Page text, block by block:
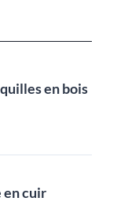
en bois
en cuir